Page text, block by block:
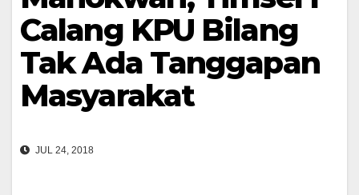
Calang KPU Bilang
Tak Ada Tanggapan
Masyarakat
JUL 24, 2018